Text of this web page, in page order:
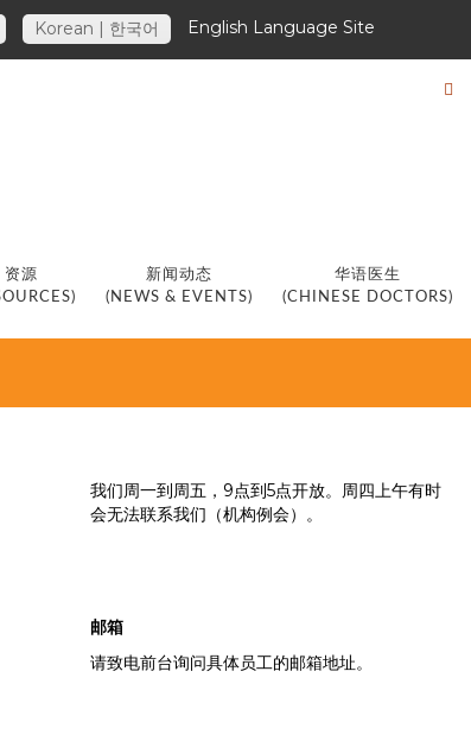
Korean | 한국어 English Language Site
资源
新闻动态
(NEWS & EVENTS)
华语医生
(CHINESE DOCTORS)
我们周一到周五，9点到5点开放。周四上午有时
会无法联系我们（机构例会）。
邮箱
请致电前台询问具体员工的邮箱地址。